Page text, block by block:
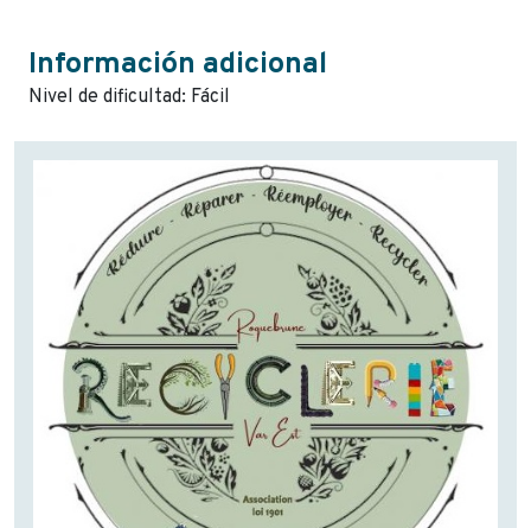
Información adicional
Nivel de dificultad: Fácil